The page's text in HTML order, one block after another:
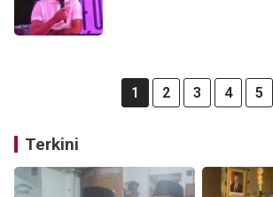
1 2 3 4 5
Terkini